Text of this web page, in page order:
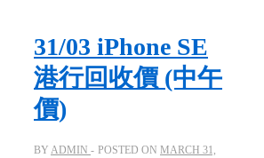
31/03 iPhone SE​
港行回收價 (中午
價)
BY ADMIN POSTED ON MARCH 31,